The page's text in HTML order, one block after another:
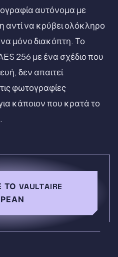
αυτόνομα με
να κρύβει ολόκληρο
μόνο διακόπτη. Το
256 με ένα σχέδιο που
δεν απαιτεί
φωτογραφίες
κάποιον που κρατά το
VAULTAIRE